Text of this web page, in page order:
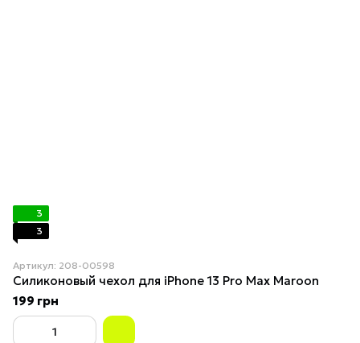
3
3
Артикул: 208-00598
Силиконовый чехол для iPhone 13 Pro Max Maroon
199 грн